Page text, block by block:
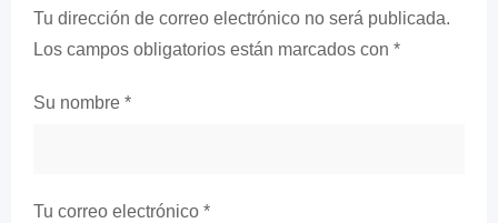
Tu dirección de correo electrónico no será publicada.
Los campos obligatorios están marcados con *
Su nombre *
Tu correo electrónico *